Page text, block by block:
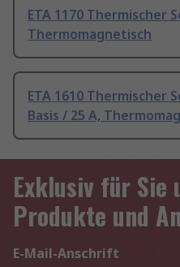
ETA 1170 Thermischer
Thermomagnetisch
ETA 1610 Thermischer
Basis / 25 A,
Exklusiv für Sie
Produkte und
E-Mail-Anschrift